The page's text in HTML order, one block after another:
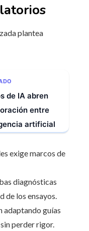
plantea
de IA abren
entre
artificial
exige marcos de
diagnósticas
de los ensayos.
adaptando guías
perder rigor.